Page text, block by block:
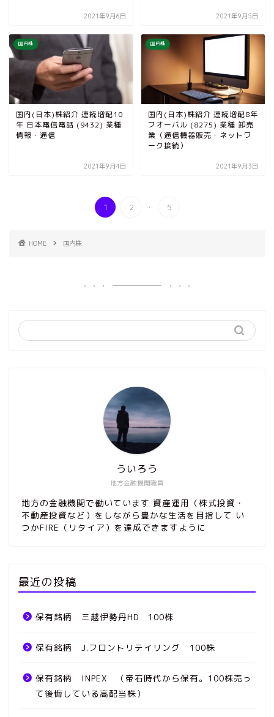
2021年9月6日 2021年9月5日
国内株
国内(日本)株紹介 連続増配10
年 日本電信電話 (9432) 業種
情報・通信
2021年9月4日
国内株
国内(日本)株紹介 連続増配8年
フオーバル (8275) 業種 卸売
業（通信機器販売・ネットワ
ーク接続）
2021年9月3日
1 2 ... 5
HOME 国内株
地方金融機関職員
ういろう
地方の金融機関で働いています 資産運用（株式投資・
不動産投資など）をしながら豊かな生活を目指して い
つかFIRE（リタイア）を達成できますように
最近の投稿
保有銘柄 三越伊勢丹HD 100株
保有銘柄 J.フロントリテイリング 100株
保有銘柄 INPEX （帝石時代から保有。100株売っ
て後悔している高配当株）